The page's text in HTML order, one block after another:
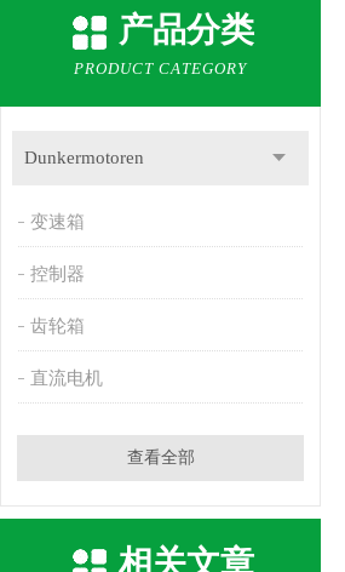
产品分类
PRODUCT CATEGORY
Dunkermotoren
变速箱
控制器
齿轮箱
直流电机
查看全部
相关文章